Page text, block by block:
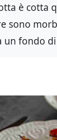
è cotta
sono
un fondo